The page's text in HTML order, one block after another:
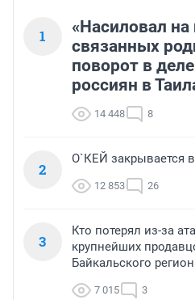
1
«Насиловал на
связанных
поворот в
россиян в
14 448 8
2
О`КЕЙ закрывается
12 853 26
3
Кто потерял из-за
крупнейших
Байкальского
7 015 3